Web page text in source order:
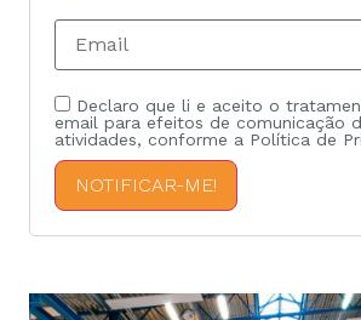
Declaro que li e aceito o
email para efeitos de comunicação
atividades, conforme a Política de
NOTIFICAR-ME!